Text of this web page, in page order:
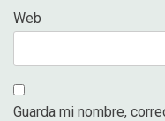
Web
Guarda mi nombre,